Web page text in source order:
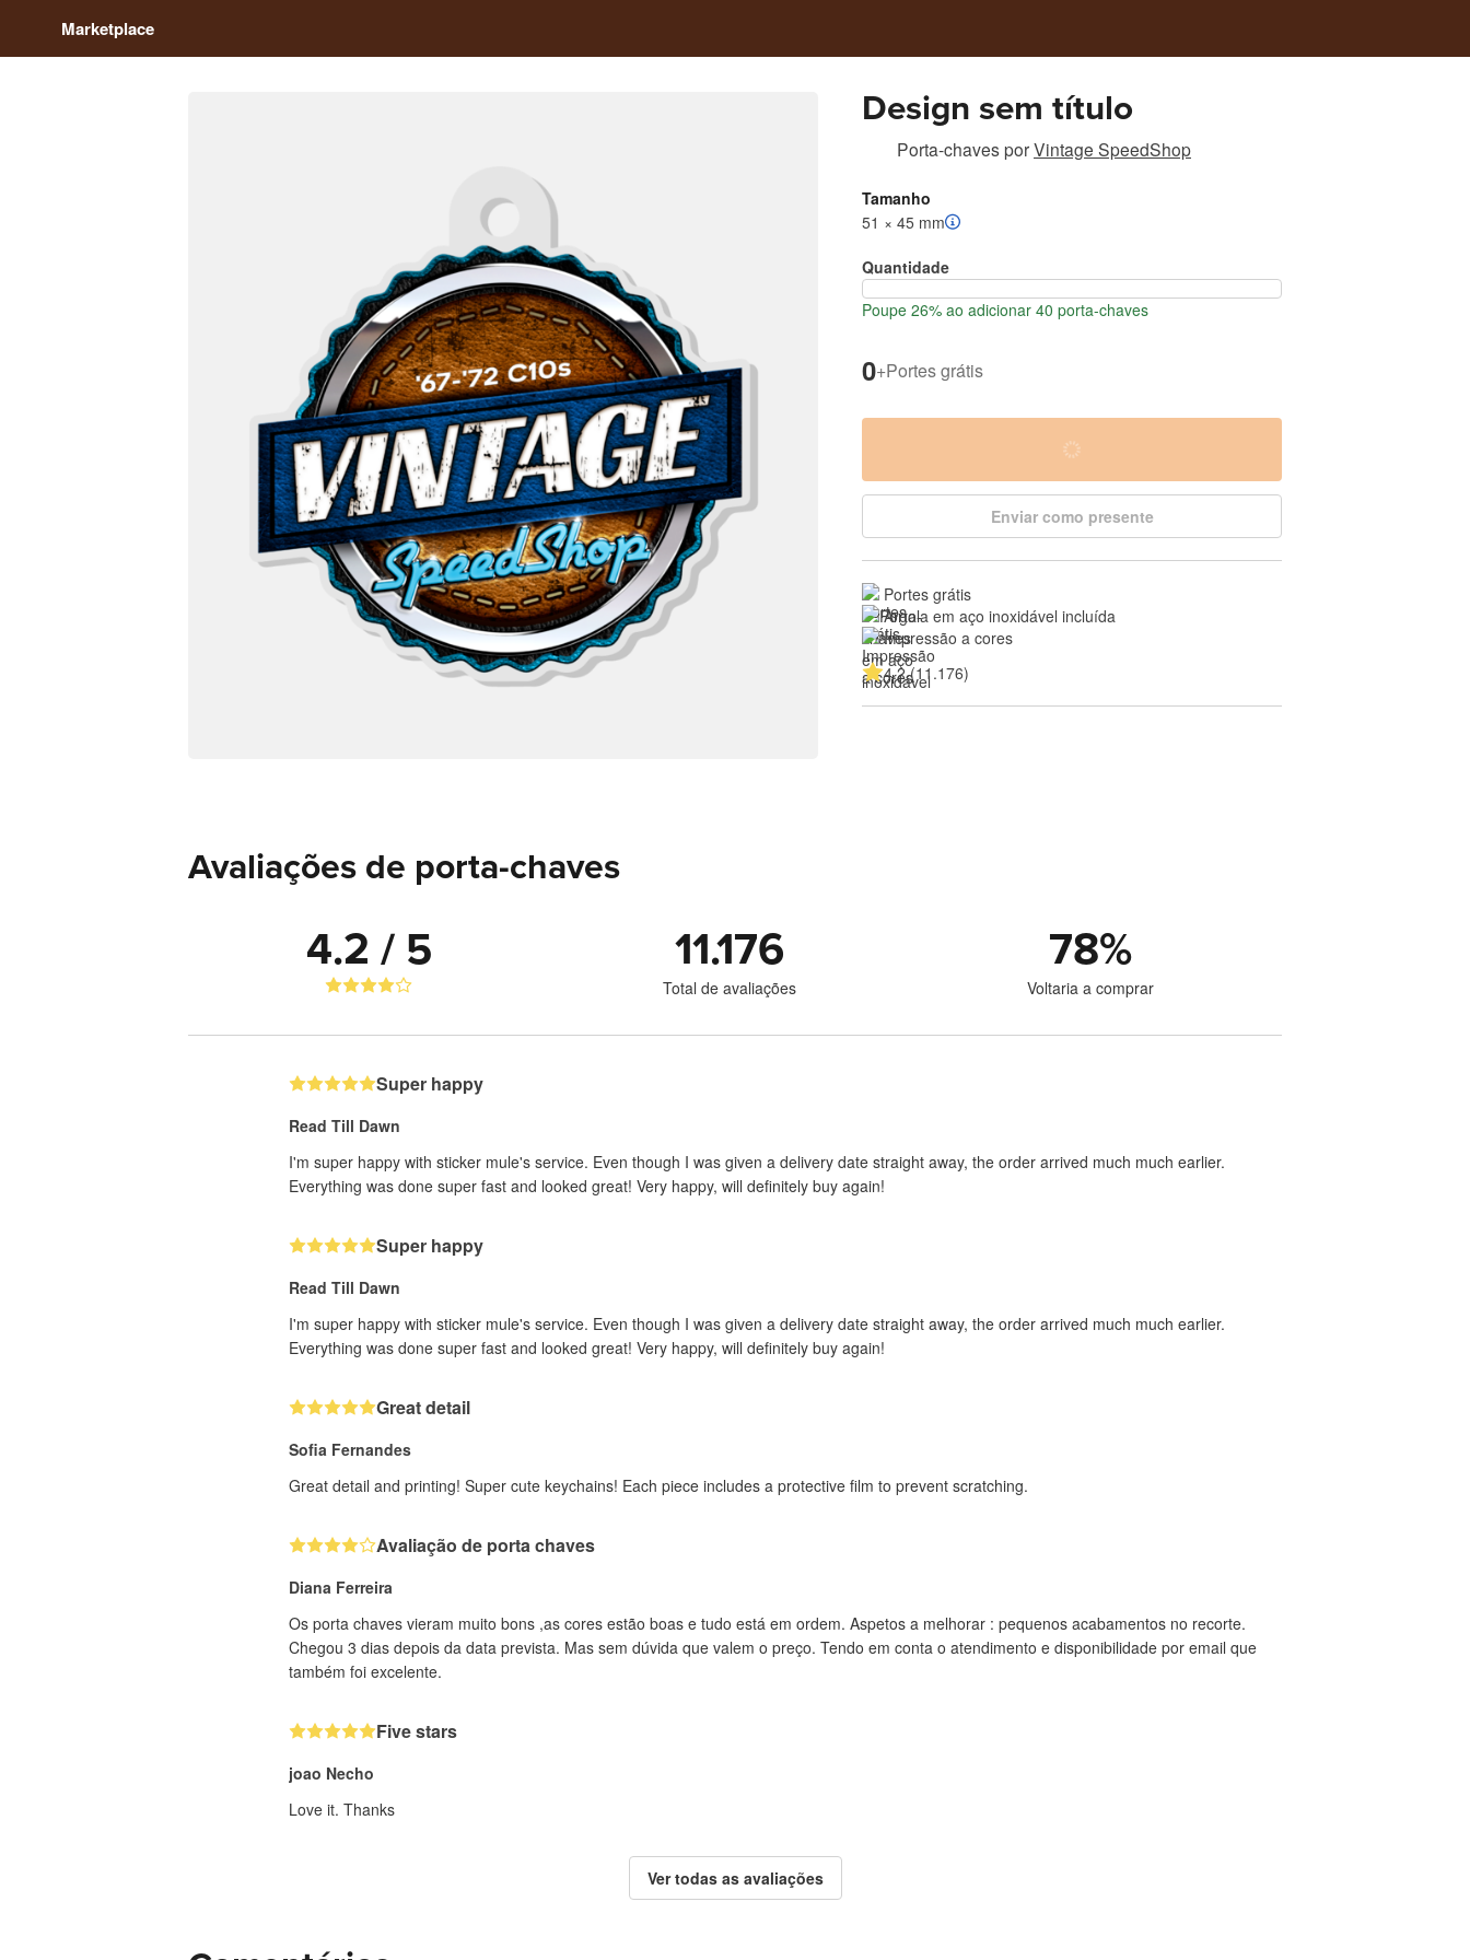
Marketplace
Design sem título
Porta-chavesporVintage SpeedShop
Tamanho
51 × 45 mm
Quantidade
Poupe 26% ao adicionar 40 porta-chaves
0+Portes grátis
Enviar como presente
Portes grátis
Argola em aço inoxidável incluída
Impressão a cores
4.2 (11.176)
Avaliações de porta-chaves
4.2 / 5 11.176
Total de avaliações
78%
Voltaria a comprar
Super happy
Read Till Dawn
I'm super happy with sticker mule's service. Even though I was given a delivery date straight away, the order arrived much much earlier.
Everything was done super fast and looked great! Very happy, will definitely buy again!
Super happy
Read Till Dawn
I'm super happy with sticker mule's service. Even though I was given a delivery date straight away, the order arrived much much earlier.
Everything was done super fast and looked great! Very happy, will definitely buy again!
Great detail
Sofia Fernandes
Great detail and printing! Super cute keychains! Each piece includes a protective film to prevent scratching.
Avaliação de porta chaves
Diana Ferreira
Os porta chaves vieram muito bons ,as cores estão boas e tudo está em ordem. Aspetos a melhorar : pequenos acabamentos no recorte.
Chegou 3 dias depois da data prevista. Mas sem dúvida que valem o preço. Tendo em conta o atendimento e disponibilidade por email que
também foi excelente.
Five stars
joao Necho
Love it. Thanks
Ver todas as avaliações